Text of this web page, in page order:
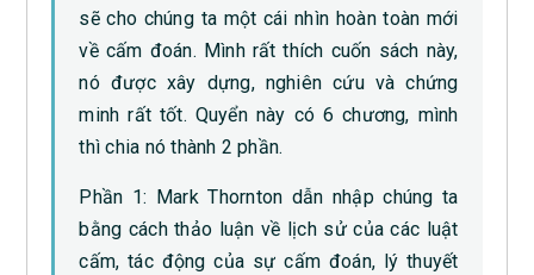
sẽ cho chúng ta một cái nhìn hoàn toàn mới
về cấm đoán. Mình rất thích cuốn sách này,
nó được xây dựng, nghiên cứu và chứng
minh rất tốt. Quyển này có 6 chương, mình
thì chia nó thành 2 phần.
Phần 1: Mark Thornton dẫn nhập chúng ta
bằng cách thảo luận về lịch sử của các luật
cấm, tác động của sự cấm đoán, lý thuyết